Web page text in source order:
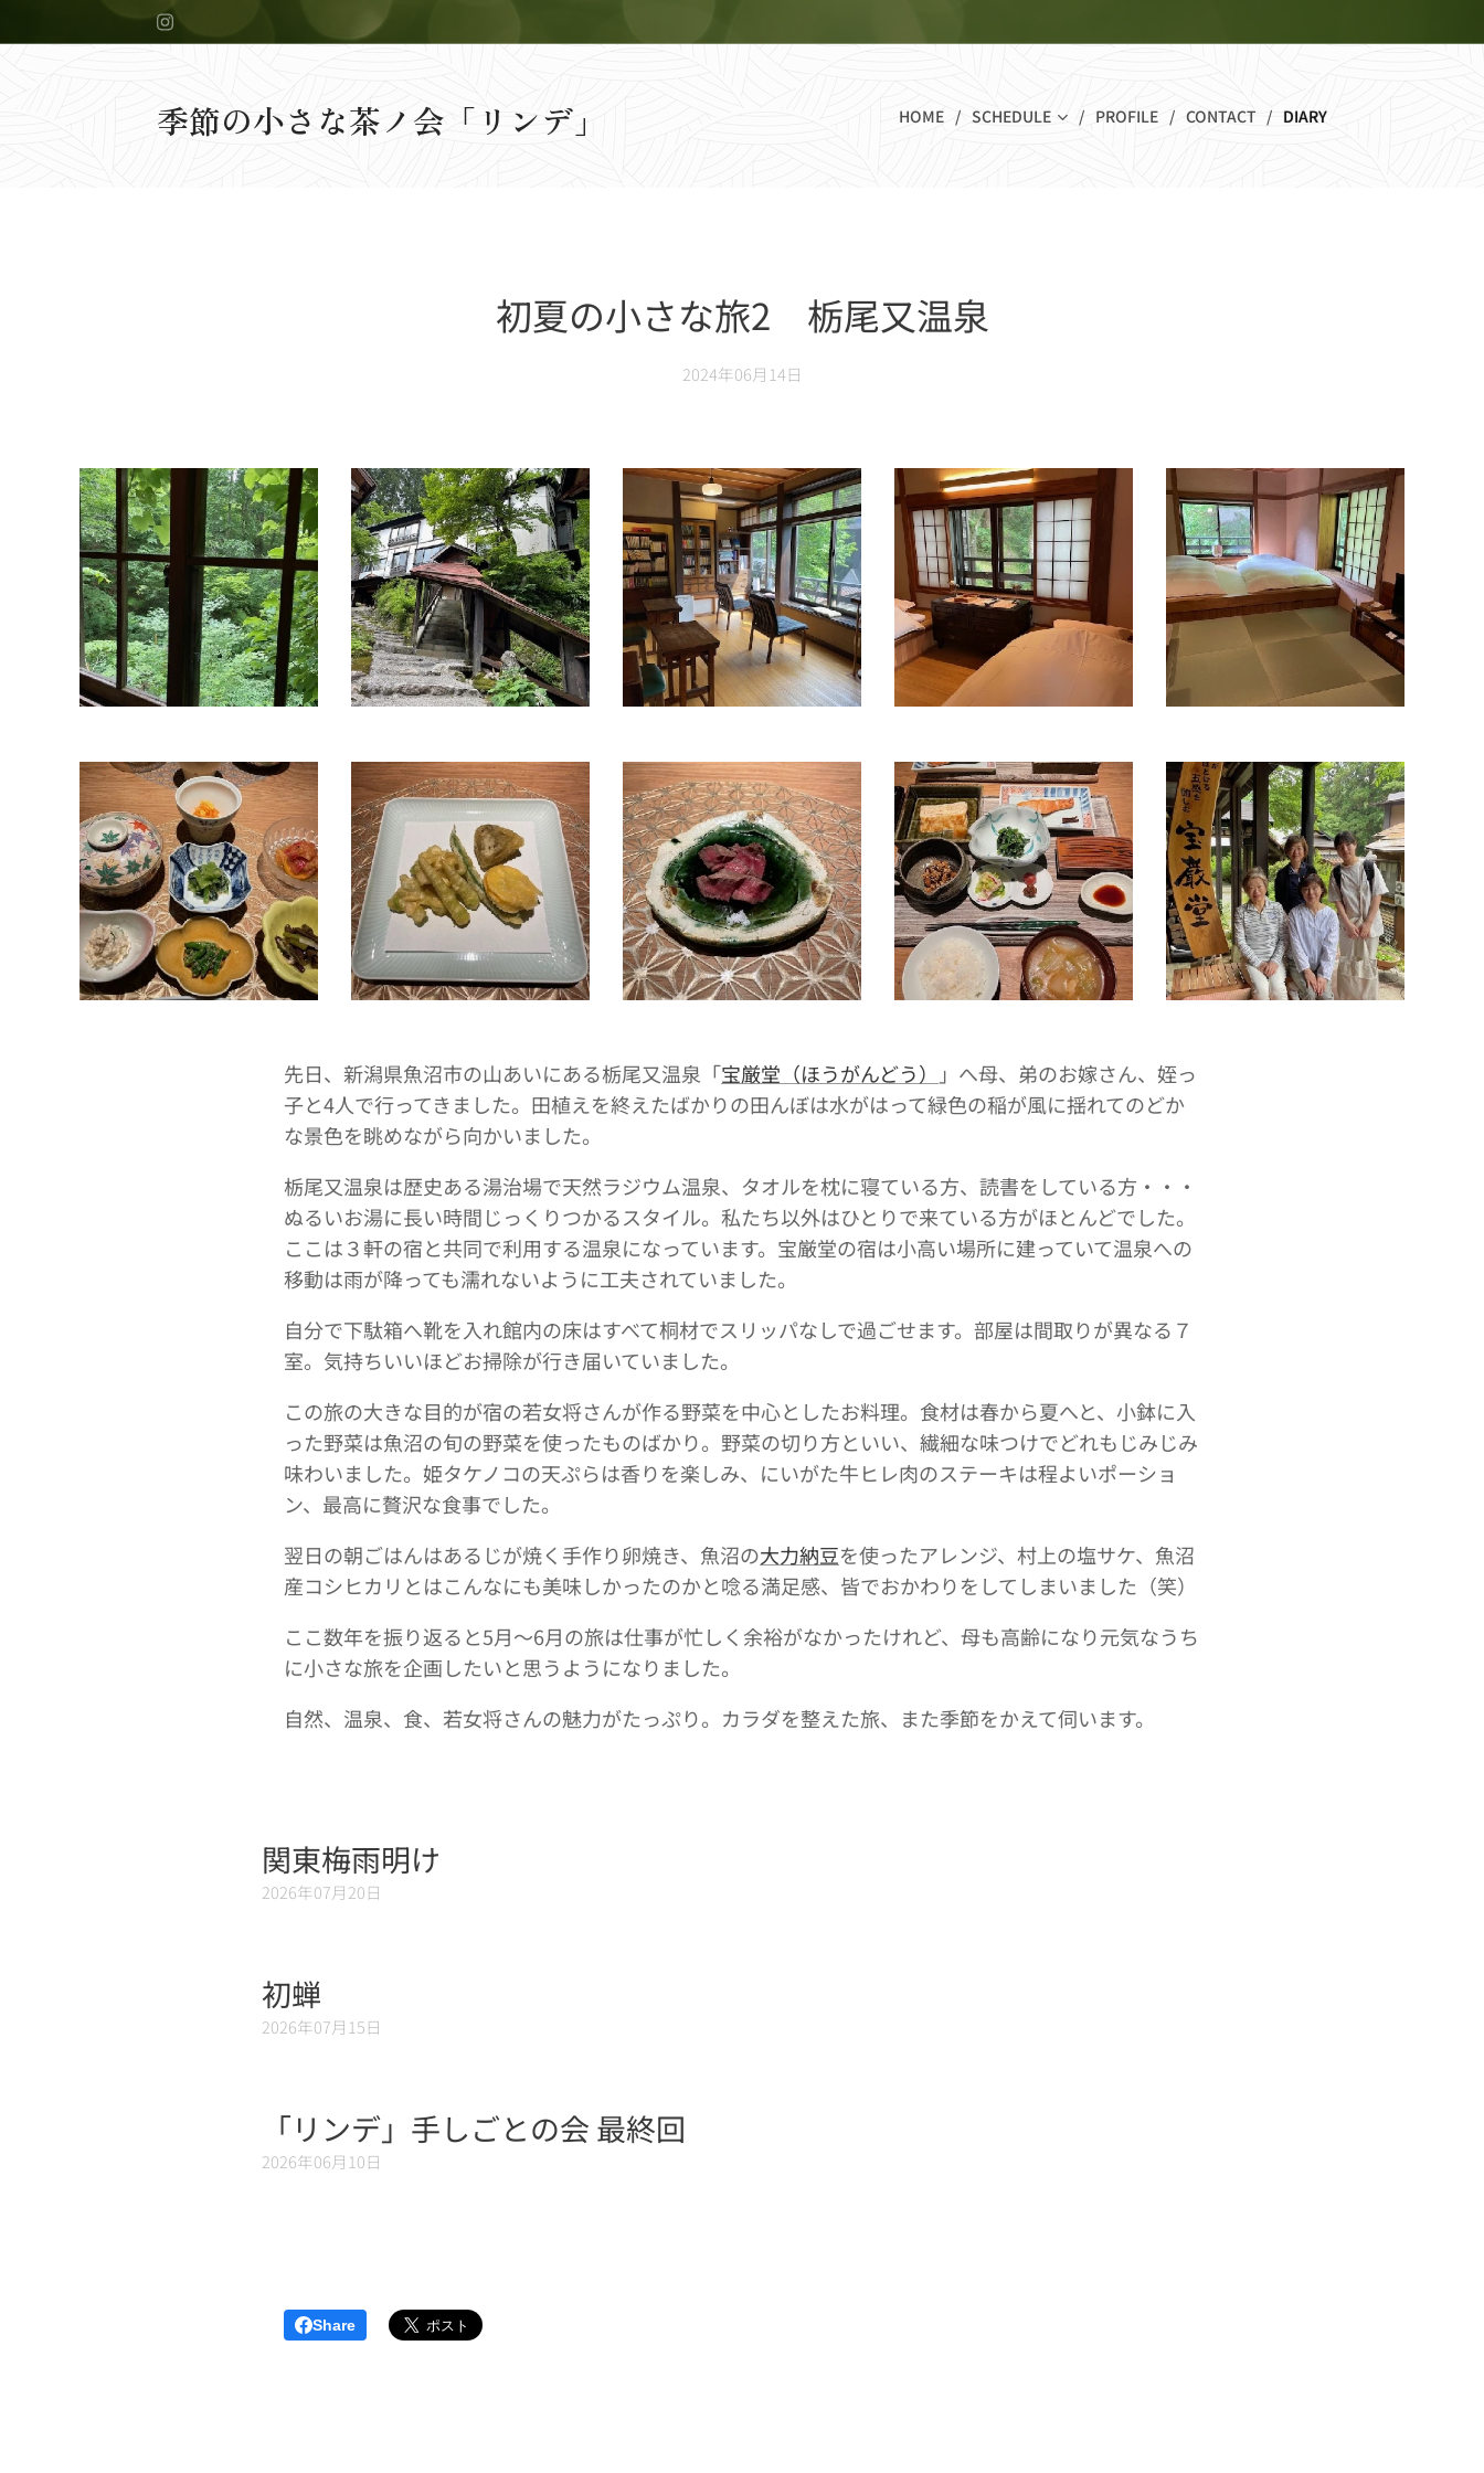
季節の小さな茶ノ会「リンデ」 HOME SCHEDULE PROFILE CONTACT DIARY
初夏の小さな旅2 栃尾又温泉
2024年06月14日
先日、新潟県魚沼市の山あいにある栃尾又温泉「宝厳堂（ほうがんどう）
」へ母、弟のお嫁さん、姪っ
子と4人で行ってきました。田植えを終えたばかりの田んぼは水がはって緑色の稲が風に揺れてのどか
な景色を眺めながら向かいました。
栃尾又温泉は歴史ある湯治場で天然ラジウム温泉、タオルを枕に寝ている方、読書をしている方・・・
ぬるいお湯に長い時間じっくりつかるスタイル。私たち以外はひとりで来ている方がほとんどでした。
ここは３軒の宿と共同で利用する温泉になっています。宝厳堂の宿は小高い場所に建っていて温泉への
移動は雨が降っても濡れないように工夫されていました。
自分で下駄箱へ靴を入れ館内の床はすべて桐材でスリッパなしで過ごせます。部屋は間取りが異なる７
室。気持ちいいほどお掃除が行き届いていました。
この旅の大きな目的が宿の若女将さんが作る野菜を中心としたお料理。食材は春から夏へと、小鉢に入
った野菜は魚沼の旬の野菜を使ったものばかり。野菜の切り方といい、繊細な味つけでどれもじみじみ
味わいました。姫タケノコの天ぷらは香りを楽しみ、にいがた牛ヒレ肉のステーキは程よいポーショ
ン、最高に贅沢な食事でした。
翌日の朝ごはんはあるじが焼く手作り卵焼き、魚沼の大力納豆を使ったアレンジ、村上の塩サケ、魚沼
産コシヒカリとはこんなにも美味しかったのかと唸る満足感、皆でおかわりをしてしまいました（笑）
ここ数年を振り返ると5月～6月の旅は仕事が忙しく余裕がなかったけれど、母も高齢になり元気なうち
に小さな旅を企画したいと思うようになりました。
自然、温泉、食、若女将さんの魅力がたっぷり。カラダを整えた旅、また季節をかえて伺います。
関東梅雨明け
2026年07月20日
初蝉
2026年07月15日
「リンデ」手しごとの会 最終回
2026年06月10日
Share